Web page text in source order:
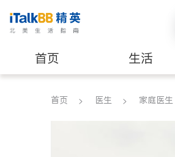
首页 生活
建筑装修
首页 医生 家庭医生